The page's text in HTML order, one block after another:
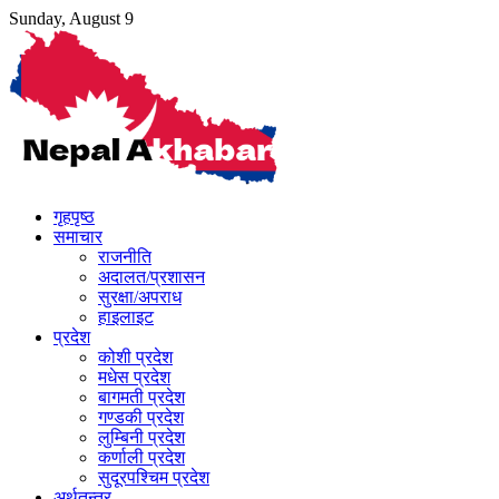
Skip
content
Sunday, August 9
गृहपृष्ठ
समाचार
राजनीति
अदालत/प्रशासन
सुरक्षा/अपराध
हाइलाइट
प्रदेश
कोशी प्रदेश
मधेस प्रदेश
बागमती प्रदेश
गण्डकी प्रदेश
लुम्बिनी प्रदेश
कर्णाली प्रदेश
सुदूरपश्चिम प्रदेश